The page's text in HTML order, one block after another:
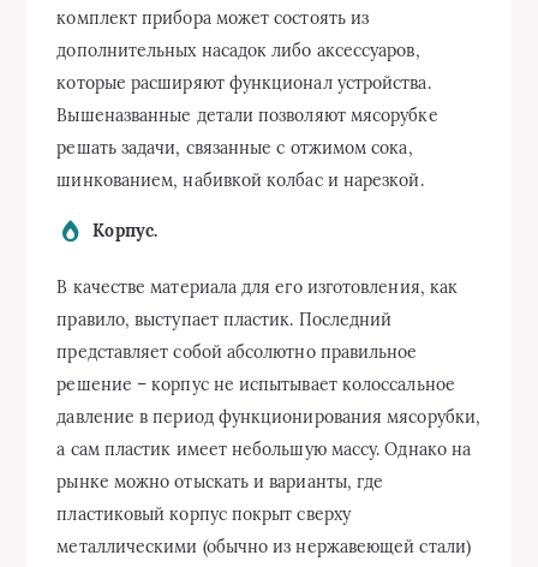
комплект прибора может состоять из
дополнительных насадок либо аксессуаров,
которые расширяют функционал устройства.
Вышеназванные детали позволяют мясорубке
решать задачи, связанные с отжимом сока,
шинкованием, набивкой колбас и нарезкой.
Корпус.
В качестве материала для его изготовления, как
правило, выступает пластик. Последний
представляет собой абсолютно правильное
решение – корпус не испытывает колоссальное
давление в период функционирования мясорубки,
а сам пластик имеет небольшую массу. Однако на
рынке можно отыскать и варианты, где
пластиковый корпус покрыт сверху
металлическими (обычно из нержавеющей стали)